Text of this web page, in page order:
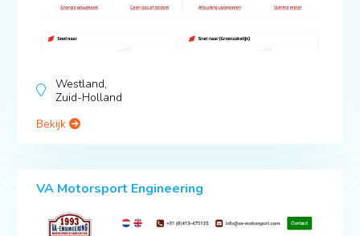
Westland,
Zuid-Holland
Bekijk
VA Motorsport Engineering